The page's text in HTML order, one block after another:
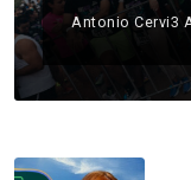
Antonio Cervi3